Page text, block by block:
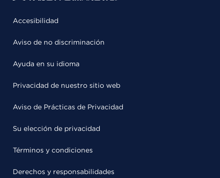
Accesibilidad
Aviso de no discriminación
Ayuda en su idioma
Privacidad de nuestro sitio web
Aviso de Prácticas de Privacidad
Su elección de privacidad
Términos y condiciones
Derechos y responsabilidades